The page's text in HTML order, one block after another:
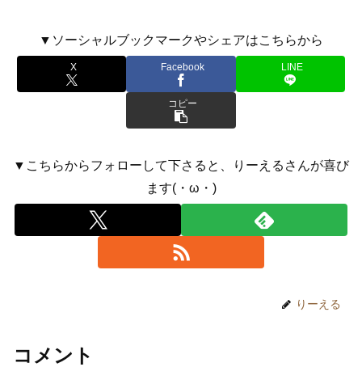
▼ソーシャルブックマークやシェアはこちらから
X Facebook LINE
コピー
▼こちらからフォローして下さると、りーえるさんが喜び
ます(・ω・)
りーえる
コメント